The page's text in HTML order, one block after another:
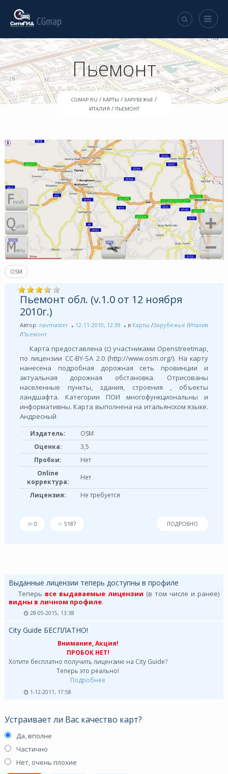
CGmap
Пьемонт
CGMAP.RU / КАРТЫ / ЗАРУБЕЖЬЕ /
ИТАЛИЯ / ПЬЕМОНТ
OSM
Пьемонт обл. (v.1.0 от 12 ноября
2010г.)
Автор: navmaster 12-11-2010, 12:39 в Карты /Зарубежье /Италия
/Пьемонт
Карта предоставлена (с) участниками Openstreetmap,
по лицензии СС-BY-SA 2.0 (http://www.osm.org/). На карту
нанесена подробная дорожная сеть провинции и
актуальная дорожная обстановка. Отрисованы
населенные пункты, здания, строения , объекты
ландшафта. Категории ПОИ многофункциональны и
информативны. Карта выполнена на итальянском языке.
Андресный
Издатель:
OSM
Оценка:
3,5
Пробки:
Нет
Online
корректура:
Нет
Лицензия: Не требуется
0 5187 ПОДРОБНО
Выданные лицензии теперь доступны в профиле
Теперь все выдаваемые лицензии (в том числе и ранее)
видны в личном профиле.
28-05-2015, 13:38
City Guide БЕСПЛАТНО!
Внимание, Акция!
ПРОБОК НЕТ!
Хотите бесплатно получить лицензию на City Guide?
Теперь это реально!
Подробнее
1-12-2011, 17:58
Устраивает ли Вас качество карт?
Да, вполне
Частично
Нет, очень плохие